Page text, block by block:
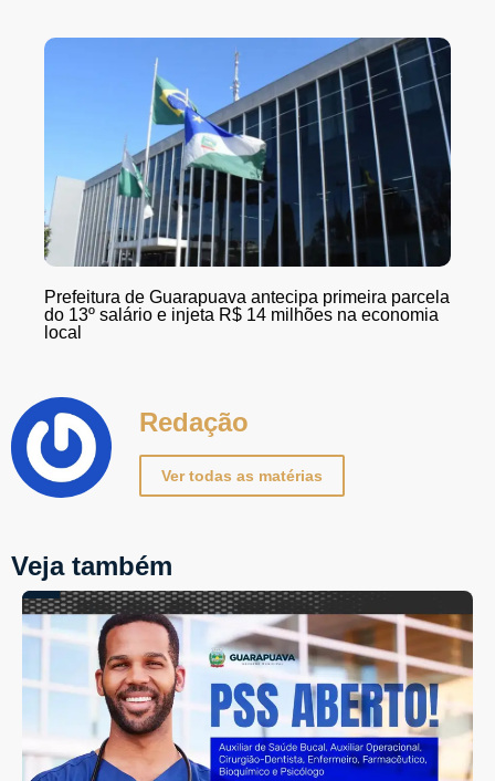
Prefeitura de Guarapuava antecipa primeira parcela
do 13º salário e injeta R$ 14 milhões na economia
local
Redação
Ver todas as matérias
Veja também